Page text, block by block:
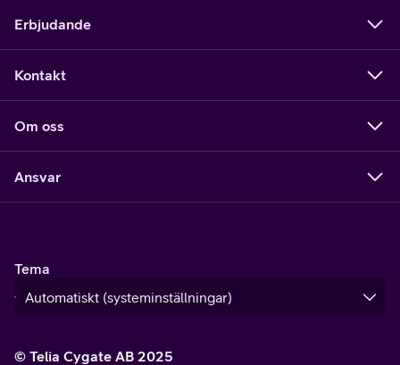
Erbjudande
Kontakt
Om oss
Ansvar
Tema
© Telia Cygate AB 2025